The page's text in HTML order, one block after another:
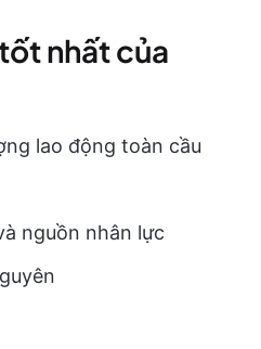
nhất của
lao động toàn cầu
nguồn nhân lực